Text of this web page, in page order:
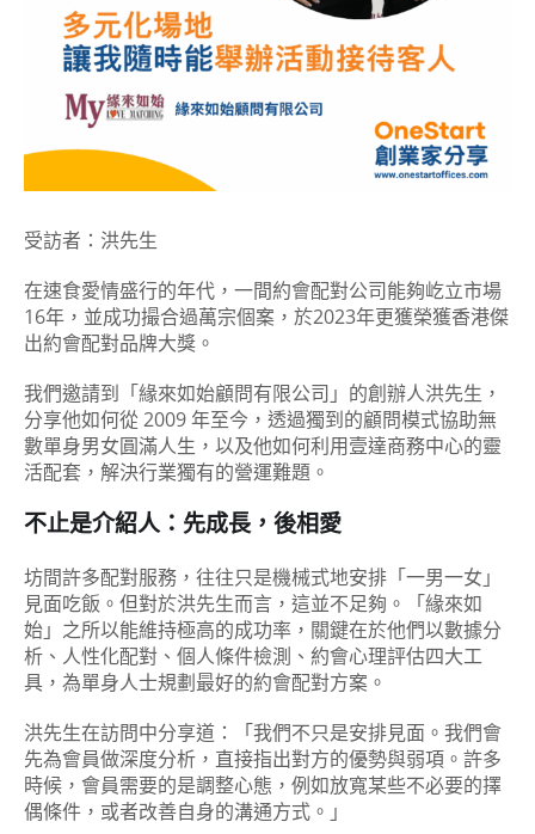
受訪者：洪先生
在速食愛情盛行的年代，一間約會配對公司能夠屹立市場
16年，並成功撮合過萬宗個案，於2023年更獲榮獲香港傑
出約會配對品牌大獎。
我們邀請到「緣來如始顧問有限公司」的創辦人洪先生，
分享他如何從 2009 年至今，透過獨到的顧問模式協助無
數單身男女圓滿人生，以及他如何利用壹達商務中心的靈
活配套，解決行業獨有的營運難題。
不止是介紹人：先成長，後相愛
坊間許多配對服務，往往只是機械式地安排「一男一女」
見面吃飯。但對於洪先生而言，這並不足夠。「緣來如
始」之所以能維持極高的成功率，關鍵在於他們以數據分
析、人性化配對、個人條件檢測、約會心理評估四大工
具，為單身人士規劃最好的約會配對方案。
洪先生在訪問中分享道：「我們不只是安排見面。我們會
先為會員做深度分析，直接指出對方的優勢與弱項。許多
時候，會員需要的是調整心態，例如放寬某些不必要的擇
偶條件，或者改善自身的溝通方式。」